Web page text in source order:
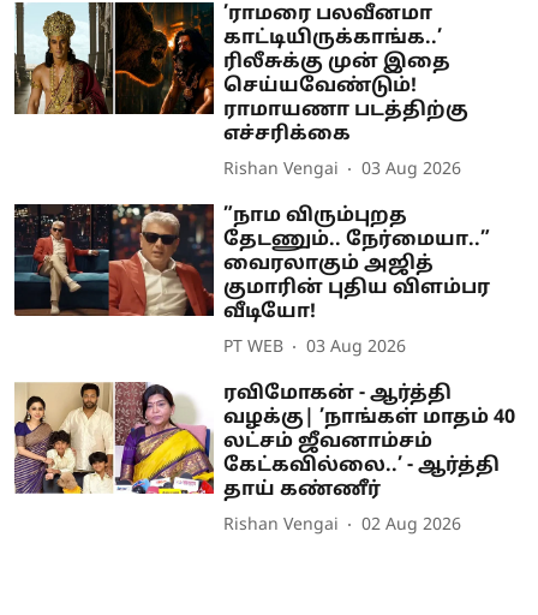
’ராமரை பலவீனமா
காட்டியிருக்காங்க..’
ரிலீசுக்கு முன் இதை
செய்யவேண்டும்!
ராமாயணா படத்திற்கு
எச்சரிக்கை
Rishan Vengai 03 Aug 2026
”நாம விரும்புறத
தேடணும்.. நேர்மையா..”
வைரலாகும் அஜித்
குமாரின் புதிய விளம்பர
வீடியோ!
PT WEB 03 Aug 2026
ரவிமோகன் - ஆர்த்தி
வழக்கு| ’நாங்கள் மாதம் 40
லட்சம் ஜீவனாம்சம்
கேட்கவில்லை..’ - ஆர்த்தி
தாய் கண்ணீர்
Rishan Vengai 02 Aug 2026